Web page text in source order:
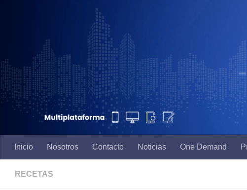
Inicio Nosotros Contacto Noticias One Demand
RECETAS